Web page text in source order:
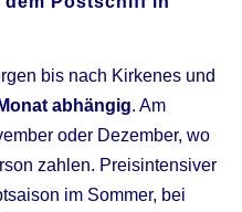
bis nach Kirkenes und
abhängig. Am
oder Dezember, wo
zahlen. Preisintensiver
im Sommer, bei